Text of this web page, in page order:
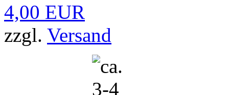
4,00 EUR
zzgl. Versand